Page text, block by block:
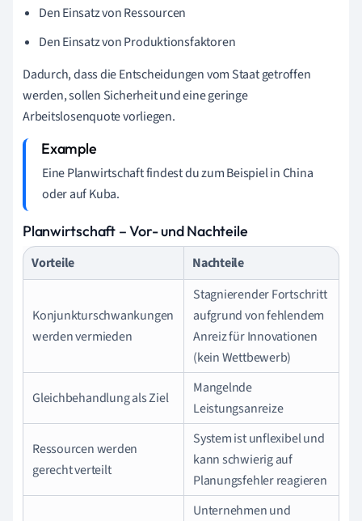
Den Einsatz von Ressourcen
Den Einsatz von Produktionsfaktoren
Dadurch, dass die Entscheidungen vom Staat getroffen
werden, sollen Sicherheit und eine geringe
Arbeitslosenquote vorliegen.
Eine Planwirtschaft findest du zum Beispiel in China
oder auf Kuba.
Planwirtschaft – Vor- und Nachteile
Vorteile Nachteile
Konjunkturschwankungen
werden vermieden
Stagnierender Fortschritt
aufgrund von fehlendem
Anreiz für Innovationen
(kein Wettbewerb)
Gleichbehandlung als Ziel
Mangelnde
Leistungsanreize
Ressourcen werden
gerecht verteilt
System ist unflexibel und
kann schwierig auf
Planungsfehler reagieren
Unternehmen und